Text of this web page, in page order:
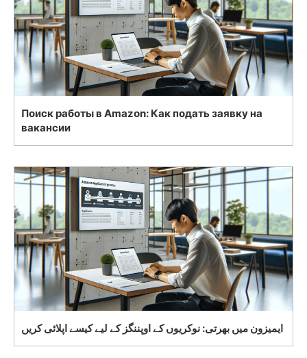
Поиск работы в Amazon: Как подать заявку на
вакансии
ایمیزون میں بھرتی: نوکریوں کے اوپننگز کے لیے کیسے اپلائی کریں